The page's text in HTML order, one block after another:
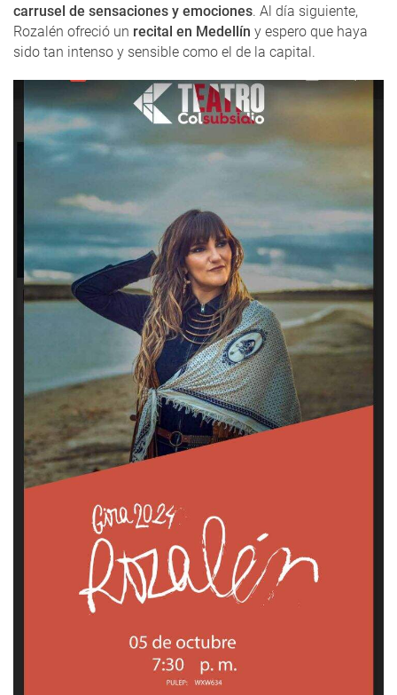
carrusel de sensaciones y emociones. Al día siguiente,
Rozalén ofreció un recital en Medellín y espero que haya
sido tan intenso y sensible como el de la capital.